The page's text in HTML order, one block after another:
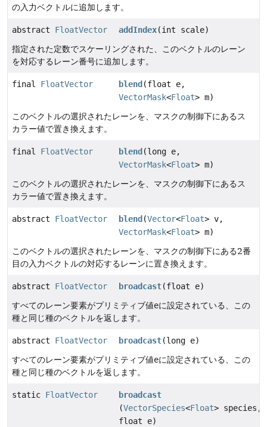
の入力ベクトルに追加します。
abstract FloatVector addIndex(int scale)
指定された定数でスケーリングされた、このベクトルのレーン
を対応するレーン番号に追加します。
final FloatVector blend (float e,
VectorMask<Float> m)
このベクトルの選択されたレーンを、マスクの制御下にあるス
カラー値で置き換えます。
final FloatVector blend (long e,
VectorMask<Float> m)
このベクトルの選択されたレーンを、マスクの制御下にあるス
カラー値で置き換えます。
abstract FloatVector blend (Vector<Float> v,
VectorMask<Float> m)
このベクトルの選択されたレーンを、マスクの制御下にある2番
目の入力ベクトルの対応するレーンに置き換えます。
abstract FloatVector broadcast(float e)
すべてのレーン要素がプリミティブ値eに設定されている、この
種と同じ種のベクトルを返します。
abstract FloatVector broadcast(long e)
すべてのレーン要素がプリミティブ値eに設定されている、この
種と同じ種のベクトルを返します。
static FloatVector
broadcast
(VectorSpecies<Float> species,
float e)